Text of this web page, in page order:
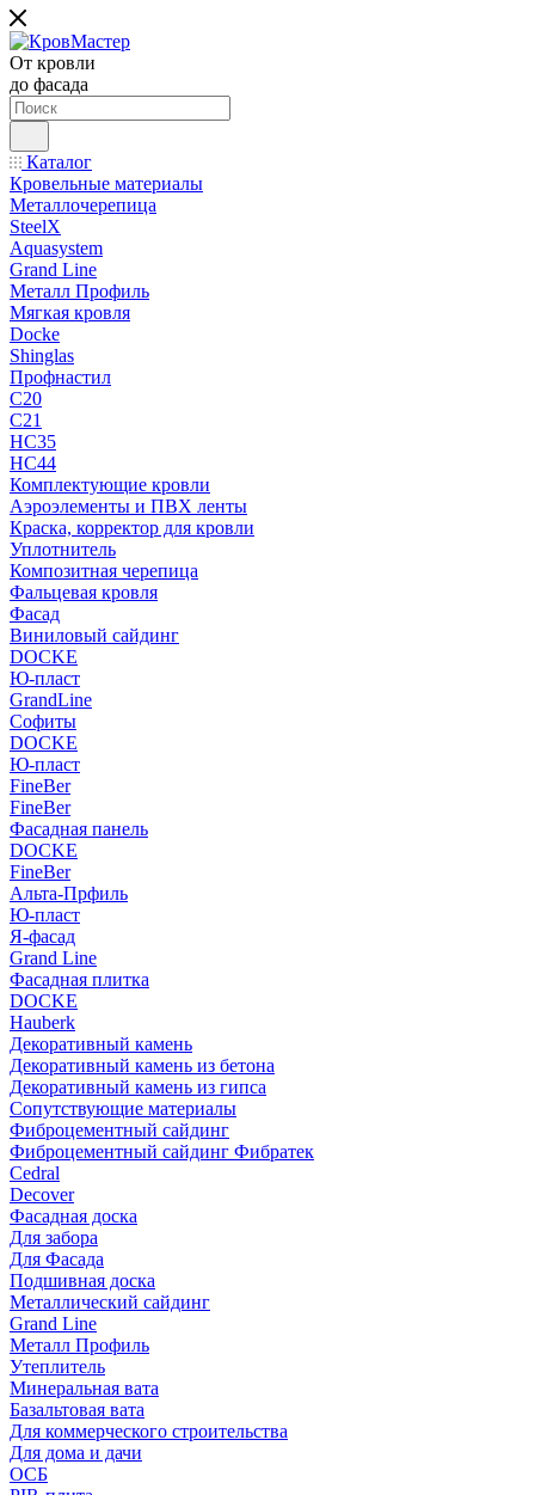
От кровли
до фасада
Каталог
Кровельные материалы
Металлочерепица
SteelX
Aquasystem
Grand Line
Металл Профиль
Мягкая кровля
Docke
Shinglas
Профнастил
C20
C21
НС35
НС44
Комплектующие кровли
Аэроэлементы и ПВХ ленты
Краска, корректор для кровли
Уплотнитель
Композитная черепица
Фальцевая кровля
Фасад
Виниловый сайдинг
DOCKE
Ю-пласт
GrandLine
Софиты
DOCKE
Ю-пласт
FineBer
FineBer
Фасадная панель
DOCKE
FineBer
Альта-Прфиль
Ю-пласт
Я-фасад
Grand Line
Фасадная плитка
DOCKE
Hauberk
Декоративный камень
Декоративный камень из бетона
Декоративный камень из гипса
Сопутствующие материалы
Фиброцементный сайдинг
Фиброцементный сайдинг Фибратек
Cedral
Decover
Фасадная доска
Для забора
Для Фасада
Подшивная доска
Металлический сайдинг
Grand Line
Металл Профиль
Утеплитель
Минеральная вата
Базальтовая вата
Для коммерческого строительства
Для дома и дачи
ОСБ